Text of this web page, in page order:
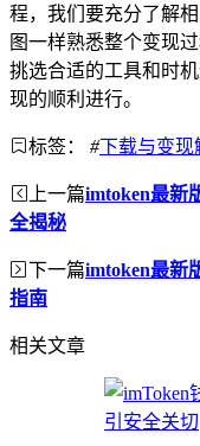
程，我们要充分了解
图一样熟悉整个变现
挑选合适的工具和时
现的顺利进行。
标签： #下载与变现
上一篇imtoken最新
全揭秘
下一篇imtoken最新
指南
相关文章